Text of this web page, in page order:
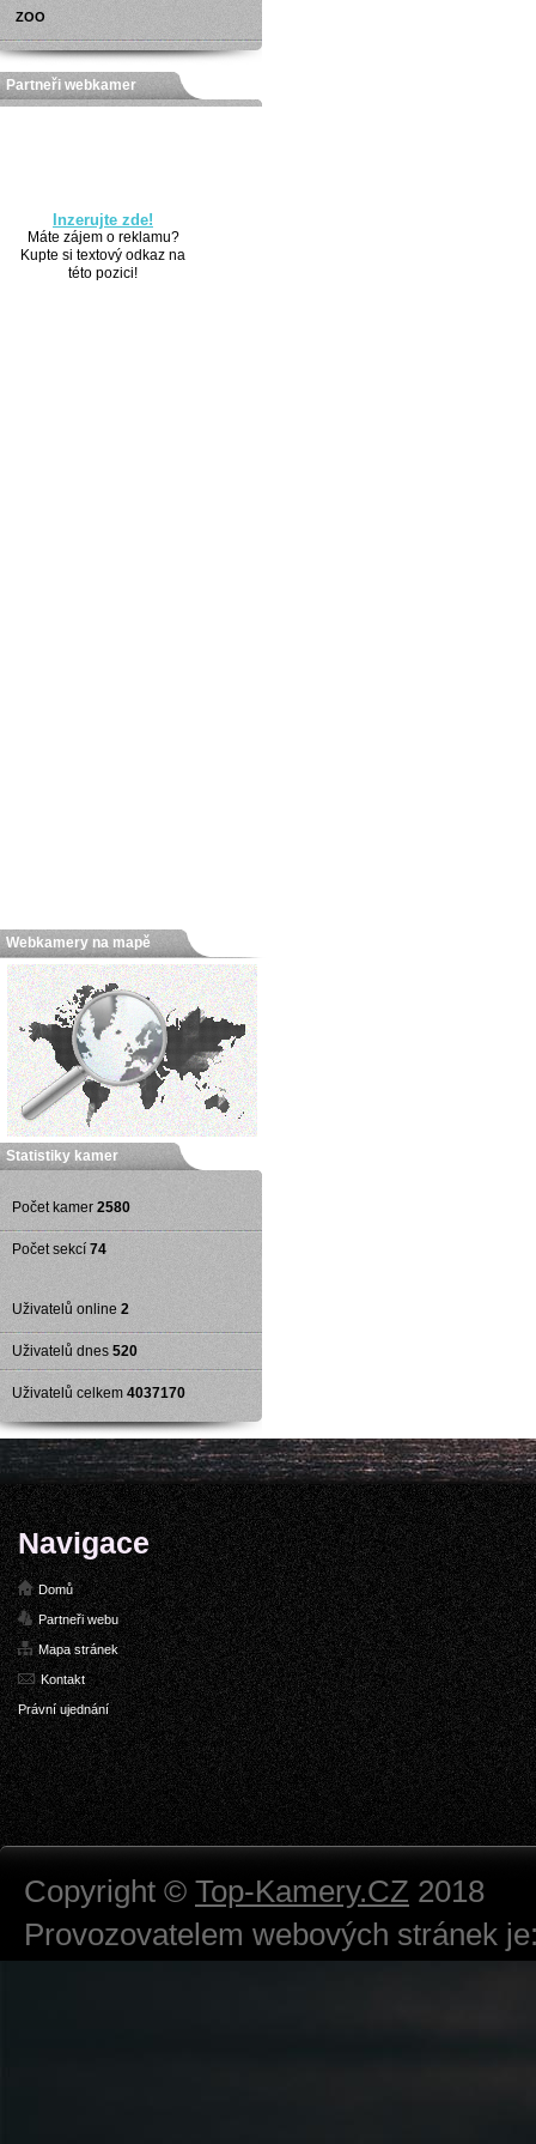
ZOO
Partneři webkamer
Inzerujte zde!
Máte zájem o reklamu?
Kupte si textový odkaz na
této pozici!
Webkamery na mapě
Statistiky kamer
Počet kamer 2580
Počet sekcí 74
Uživatelů online 2
Uživatelů dnes 520
Uživatelů celkem 4037170
Navigace
Domů
Partneři webu
Mapa stránek
Kontakt
Právní ujednání
Copyright © Top-Kamery.CZ 2018
Provozovatelem webových stránek